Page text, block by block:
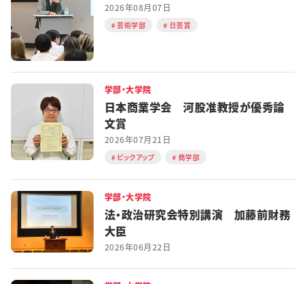
2026年08月07日
芸術学部 日芸賞
学部・大学院
日本商業学会 河股准教授が優秀論
文賞
2026年07月21日
ピックアップ 商学部
学部・大学院
法・政治研究会特別講演 加藤前財務
大臣
2026年06月22日